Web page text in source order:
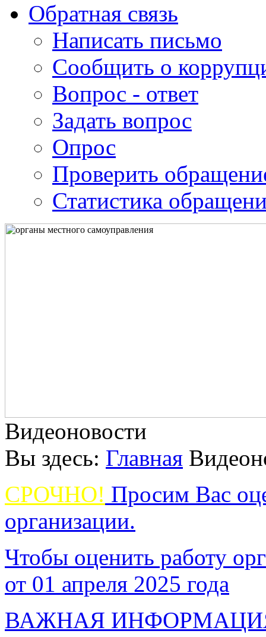
Обратная связь
Написать письмо
Сообщить о
Вопрос - ответ
Задать вопрос
Опрос
Проверить
Статистика
Видеоновости
Вы здесь: Главная
СРОЧНО! Просим Вас
организации.
Чтобы оценить работу
от 01 апреля 2025 года
ВАЖНАЯ